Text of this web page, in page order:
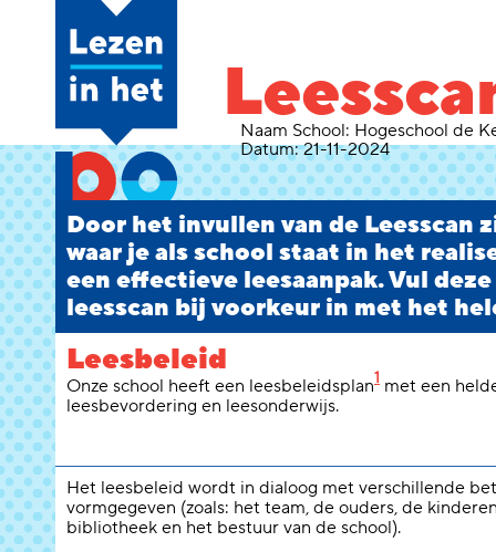
Naam School: Hogeschool de
Datum:21-11-2024
Door het invullen van de Leesscan
waar je als school staat in het
een effectieve leesaanpak. Vul deze
leesscan bij voorkeur in met het
Leesbeleid
Onze school heeft een leesbeleidsplan1 met een
leesbevordering en leesonderwijs.
Het leesbeleid wordt in dialoog met verschillende
vormgegeven (zoals: het team, de ouders, de
bibliotheek en het bestuur van de school).